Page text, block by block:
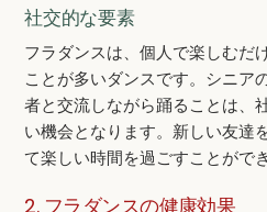
社交的な要素
フラダンスは、個人で楽しむだ
ことが多いダンスです。シニア
者と交流しながら踊ることは、
い機会となります。新しい友達
て楽しい時間を過ごすことがで
2. フラダンスの健康効果